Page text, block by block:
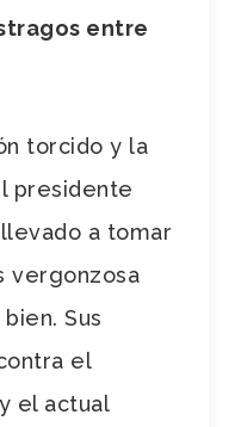
entre
torcido y la
presidente
a tomar
vergonzosa
Sus
el
el actual